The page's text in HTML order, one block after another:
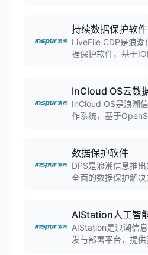
架等全流程工具，已
大模型。
持续数据保护软件
LiveFile CDP是浪
据保护软件，基于
零丢失保护。
InCloud OS云数
InCloud OS是浪潮
作系统，基于
化管理与自动化运维
数据保护软件
DPS是浪潮信息推
全面的数据保护解
种数据保护技术。
AIStation人工智
AIStation是浪潮信
发与部署平台，提